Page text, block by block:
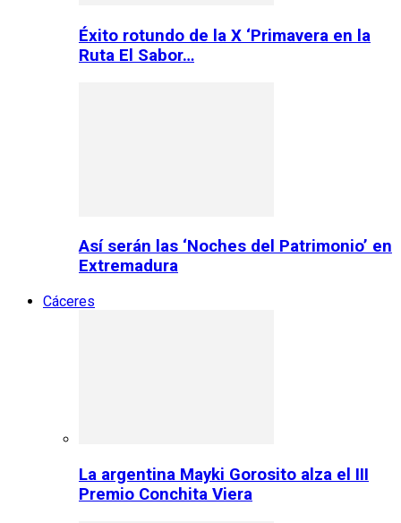
Éxito rotundo de la X ‘Primavera en la
Ruta El Sabor…
Así serán las ‘Noches del Patrimonio’ en
Extremadura
Cáceres
La argentina Mayki Gorosito alza el III
Premio Conchita Viera